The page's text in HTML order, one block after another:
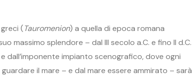
(Tauromenion) a quella di epoca romana
massimo splendore – dal III secolo a.C. e fino II d.C.
dall’imponente impianto scenografico, dove ogni
il mare – e dal mare essere ammirato – sarà